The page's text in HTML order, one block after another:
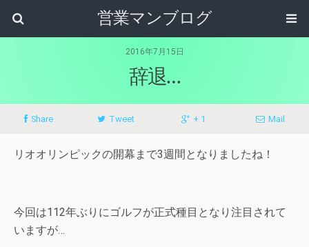
営業マンブログ
2016年7月15日
辞退…
Share Tweet + 1 Mail
リオオリンピックの開幕まで3週間となりましたね！
今回は112年ぶりにゴルフが正式種目となり注目されて
いますが…